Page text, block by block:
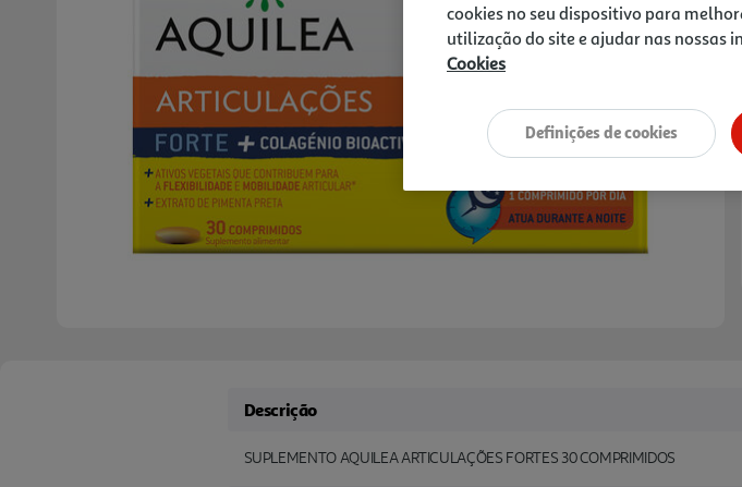
Descrição
SUPLEMENTO AQUILEA ARTICULAÇÕES FORTES 30 COMPRIMIDOS
cookies no seu dispositivo para
utilização do site e ajudar nas nossas
Cookies
Definições de cookies